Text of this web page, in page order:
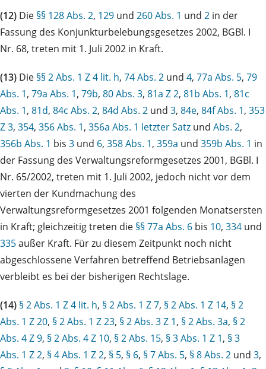
(12) Die §§ 128 Abs. 2, 129 und 260 Abs. 1 und 2 in der
Fassung des Konjunkturbelebungsgesetzes 2002, BGBl. I
Nr. 68, treten mit 1. Juli 2002 in Kraft.
(13) Die §§ 2 Abs. 1 Z 4 lit. h, 74 Abs. 2 und 4, 77a Abs. 5, 79
Abs. 1, 79a Abs. 1, 79b, 80 Abs. 3, 81a Z 2, 81b Abs. 1, 81c
Abs. 1, 81d, 84c Abs. 2, 84d Abs. 2 und 3, 84e, 84f Abs. 1, 353
Z 3, 354, 356 Abs. 1, 356a Abs. 1 letzter Satz und Abs. 2,
356b Abs. 1 bis 3 und 6, 358 Abs. 1, 359a und 359b Abs. 1 in
der Fassung des Verwaltungsreformgesetzes 2001, BGBl. I
Nr. 65/2002, treten mit 1. Juli 2002, jedoch nicht vor dem
vierten der Kundmachung des
Verwaltungsreformgesetzes 2001 folgenden Monatsersten
in Kraft; gleichzeitig treten die §§ 77a Abs. 6 bis 10, 334 und
335außer Kraft. Für zu diesem Zeitpunkt noch nicht
abgeschlossene Verfahren betreffend Betriebsanlagen
verbleibt es bei der bisherigen Rechtslage.
(14) § 2 Abs. 1 Z 4 lit. h, § 2 Abs. 1 Z 7, § 2 Abs. 1 Z 14, § 2
Abs. 1 Z 20, § 2 Abs. 1 Z 23, § 2 Abs. 3 Z 1, § 2 Abs. 3a, § 2
Abs. 4 Z 9, § 2 Abs. 4 Z 10, § 2 Abs. 15, § 3 Abs. 1 Z 1, § 3
Abs. 1 Z 2, § 4 Abs. 1 Z 2, § 5, § 6, § 7 Abs. 5, § 8 Abs. 2 und 3,